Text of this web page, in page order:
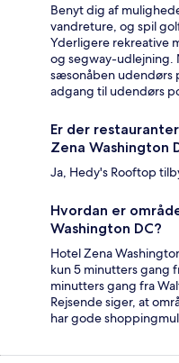
Benyt dig af
vandreture, og spil
Yderligere rekreative
og segway-udlejning.
sæsonåben udendørs
adgang til udendørs
Er der
Zena Washington
Ja, Hedy's Rooftop
Hvordan er
Washington DC?
Hotel Zena
kun 5 minutters gang
minutters gang fra
Rejsende siger, at
har gode